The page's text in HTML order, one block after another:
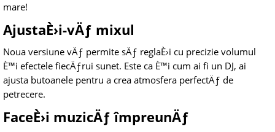
mare!
AjustaÈ›i-vÄƒ mixul
Noua versiune vÄƒ permite sÄƒ reglaÈ›i cu precizie volumul
È™i efectele fiecÄƒrui sunet. Este ca È™i cum ai fi un DJ, ai
ajusta butoanele pentru a crea atmosfera perfectÄƒ de
petrecere.
FaceÈ›i muzicÄƒ împreunÄƒ